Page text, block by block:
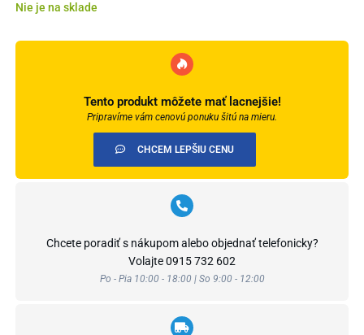
Nie je na sklade
Tento produkt môžete mať lacnejšie!
Pripravíme vám cenovú ponuku šitú na mieru.
CHCEM LEPŠIU CENU
Chcete poradiť s nákupom alebo objednať telefonicky?
Volajte0915 732 602
Po - Pia 10:00 - 18:00 | So 9:00 - 12:00